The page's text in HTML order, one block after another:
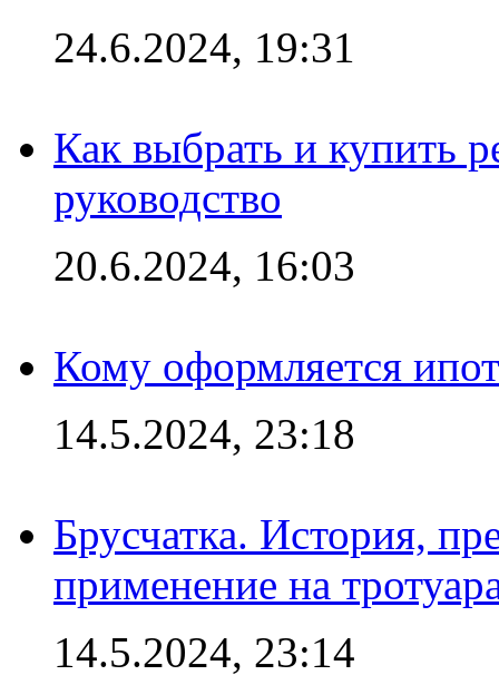
24.6.2024, 19:31
Как выбрать и купить
руководство
20.6.2024, 16:03
Кому оформляется
14.5.2024, 23:18
Брусчатка. История,
применение на
14.5.2024, 23:14